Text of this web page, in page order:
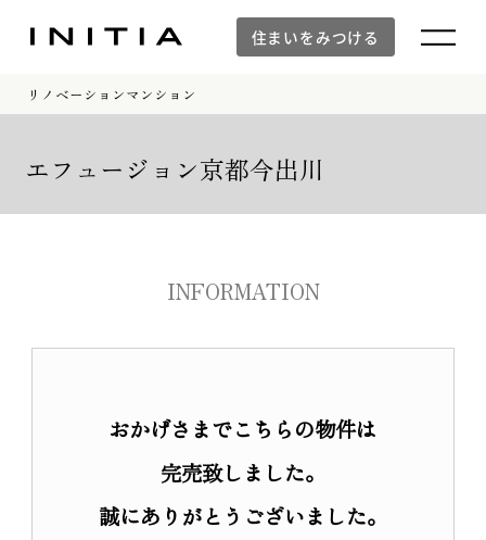
住まいをみつける
新築マンション
建物品質・入居後のサポート体制
リノベーション
リノベーションマンション
エフュージョン京都今出川
INFORMATION
おかげさまでこちらの物件は
完売致しました。
誠にありがとうございました。